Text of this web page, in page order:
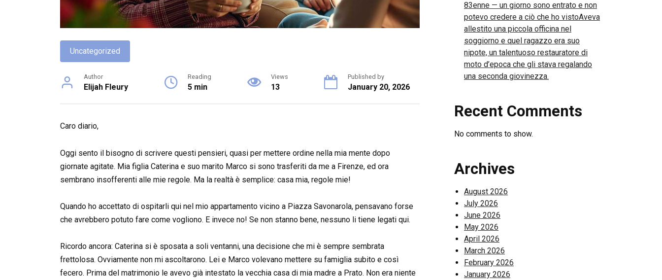
Uncategorized
Author
Elijah Fleury
Reading
5 min
Views
13
Published by
January 20, 2026
Caro diario,
Oggi sento il bisogno di scrivere questi pensieri, quasi per mettere ordine nella mia mente dopo
giornate agitate. Mia figlia Caterina e suo marito Marco si sono trasferiti da me a Firenze, ed ora
sembrano insofferenti alle mie regole. Ma la realtà è semplice: casa mia, regole mie!
Quando ho accettato di ospitarli qui nel mio appartamento vicino a Piazza Savonarola, pensavano forse
che avrebbero potuto fare come vogliono. E invece no! Se non stanno bene, nessuno li tiene legati qui.
Ricordo ancora: Caterina si è sposata a soli ventanni, una decisione che mi è sempre sembrata
frettolosa. Ovviamente non mi ascoltarono. Lei e Marco volevano mettere su famiglia subito e così
fecero. Prima del matrimonio le avevo già intestato la vecchia casa di mia madre a Prato. Non era niente
83enne — un giorno sono entrato e non
potevo credere a ciò che ho vistoAveva
allestito una piccola officina nel
soggiorno e quel ragazzo era suo
nipote, un talentuoso restauratore di
moto d’epoca che gli stava regalando
una seconda giovinezza.
Recent Comments
No comments to show.
Archives
August 2026
July 2026
June 2026
May 2026
April 2026
March 2026
February 2026
January 2026